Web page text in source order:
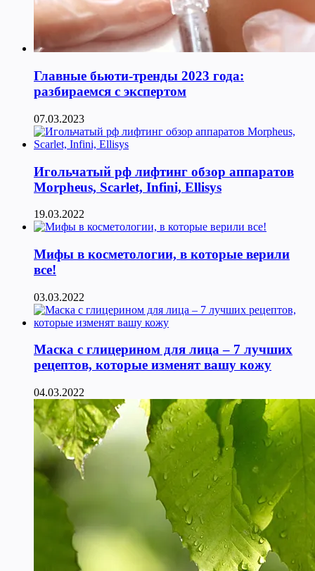
Главные бьюти-тренды 2023 года:
разбираемся с экспертом
07.03.2023
Игольчатый рф лифтинг обзор аппаратов
Morpheus, Scarlet, Infini, Ellisys
19.03.2022
Мифы в косметологии, в которые верили
все!
03.03.2022
Маска с глицерином для лица – 7 лучших
рецептов, которые изменят вашу кожу
04.03.2022